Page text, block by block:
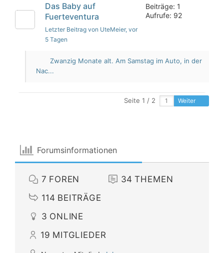
Das Baby auf
Fuerteventura
Letzter Beitrag von UteMeier, vor
5 Tagen
Beiträge: 1
Aufrufe: 92
Zwanzig Monate alt. Am Samstag im Auto, in der
Nac...
Seite 1 / 2 Weiter
Forumsinformationen
7 FOREN 34 THEMEN
114 BEITRÄGE
3 ONLINE
19 MITGLIEDER